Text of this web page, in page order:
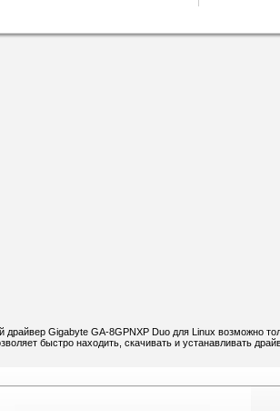
драйвер Gigabyte GA-8GPNXP Duo для Linux возможно
быстро находить, скачивать и устанавливать